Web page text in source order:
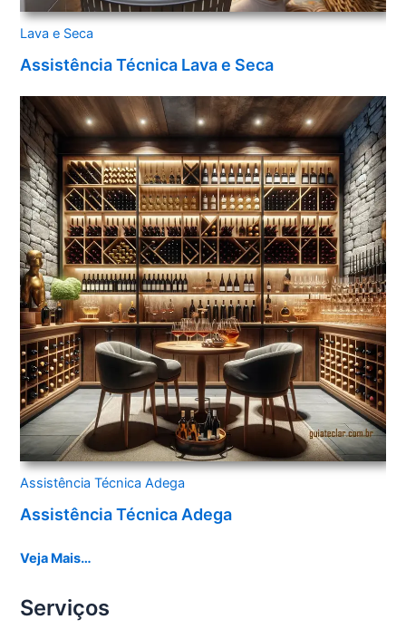
Lava e Seca
Assistência Técnica Lava e Seca
Assistência Técnica Adega
Assistência Técnica Adega
Veja Mais…
Serviços